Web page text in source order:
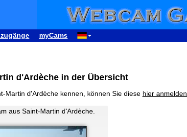
myCams
d'Ardèche in der Übersicht
Martin d'Ardèche kennen, können Sie diese hier anmelden
aus Saint-Martin d'Ardèche.